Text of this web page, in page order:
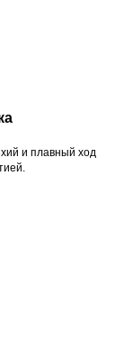
и плавный ход